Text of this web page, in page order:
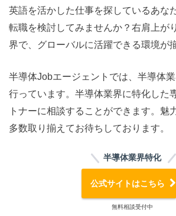
英語を活かした仕事を探しているあな
転職を検討してみませんか？右肩上が
界で、グローバルに活躍できる環境が
半導体Jobエージェントでは、半導体
行っています。半導体業界に特化した
トナーに相談することができます。魅
多数取り揃えてお待ちしております。
半導体業界特化
公式サイトはこちら
無料相談受付中